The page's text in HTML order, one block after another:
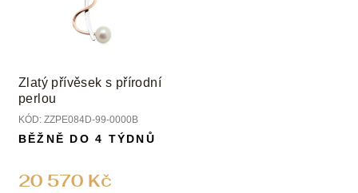
Zlatý přívěsek s přírodní
perlou
KÓD: ZZPE084D-99-0000B
20 570 Kč
BĚŽNĚ DO 4 TÝDNŮ